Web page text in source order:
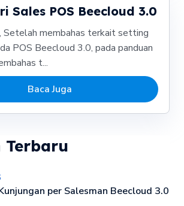
Sales POS Beecloud 3.0
Setelah membahas terkait setting
POS Beecloud 3.0, pada panduan
t...
Baca Juga
Terbaru
per Salesman Beecloud 3.0